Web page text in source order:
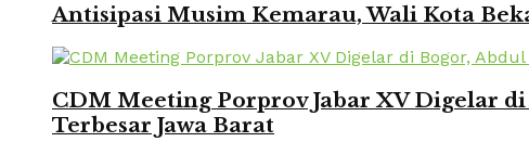
Antisipasi Musim Kemarau, Wali Kota
CDM Meeting Porprov Jabar XV Digelar
Terbesar Jawa Barat